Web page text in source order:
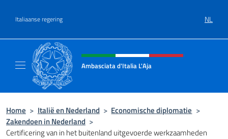
Italiaanse regering NL
Intestazione sito, social e menù
Ambasciata d'Italia L'Aja
Home > Italië en Nederland > Economische diplomatie >
Zakendoen in Nederland >
Certificering van in het buitenland uitgevoerde werkzaamheden